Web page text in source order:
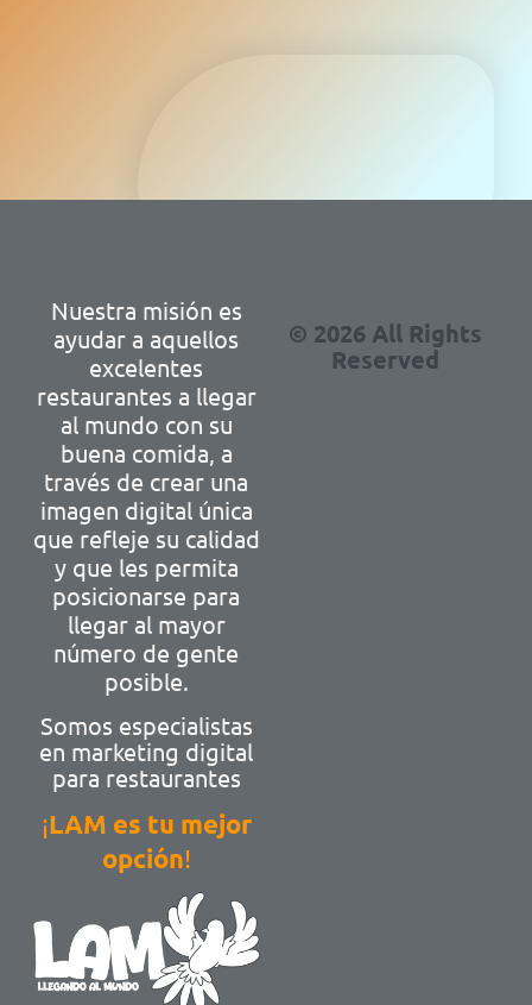
buena comida, a
través de crear una
imagen digital única
que refleje su calidad
y que les permita
posicionarse para
llegar al mayor
número de gente
posible.
Somos especialistas
en marketing digital
para restaurantes
LAM es tu mejor
Ponte en contacto
con LAM
WHATSAPP
Reserved